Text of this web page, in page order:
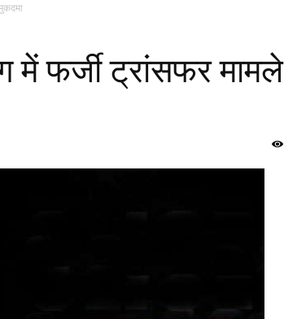
में फर्जी ट्रांसफर मामले